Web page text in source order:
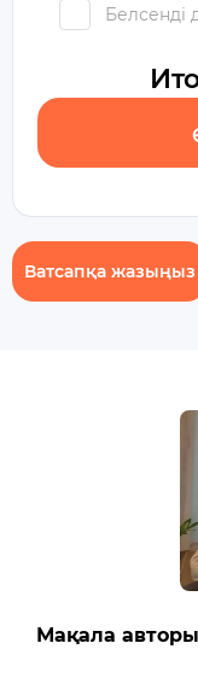
Белсенді
Ватсапқа жазыңыз
Мақала